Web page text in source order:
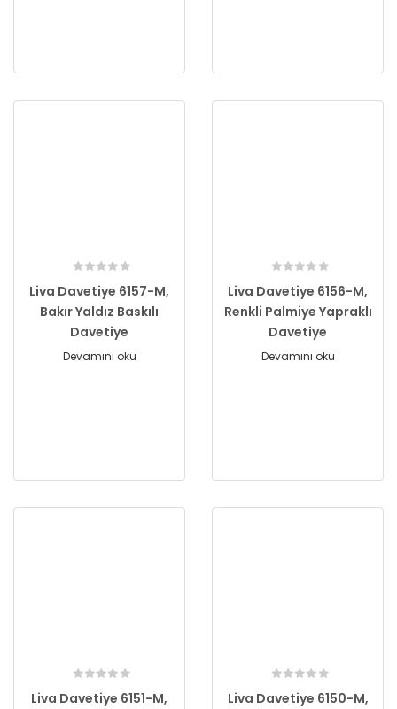
Liva Davetiye 6157-M,
Bakır Yaldız Baskılı
Davetiye
Devamını oku
Liva Davetiye 6156-M,
Renkli Palmiye Yapraklı
Davetiye
Devamını oku
Liva Davetiye 6151-M,
Liva Davetiye 6150-M,